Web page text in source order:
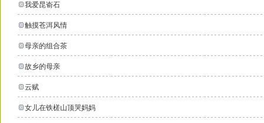
我爱昆嵛石
触摸苍洱风情
母亲的组合茶
故乡的母亲
云赋
女儿在铁槎山顶哭妈妈